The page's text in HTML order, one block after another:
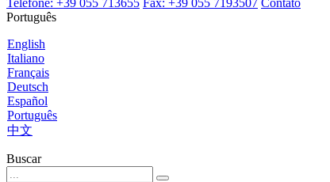
Telefone: +39 055 713655 Fax: +39 055 7193507 Contato
Português
English
Italiano
Français
Deutsch
Español
Português
中文
Buscar